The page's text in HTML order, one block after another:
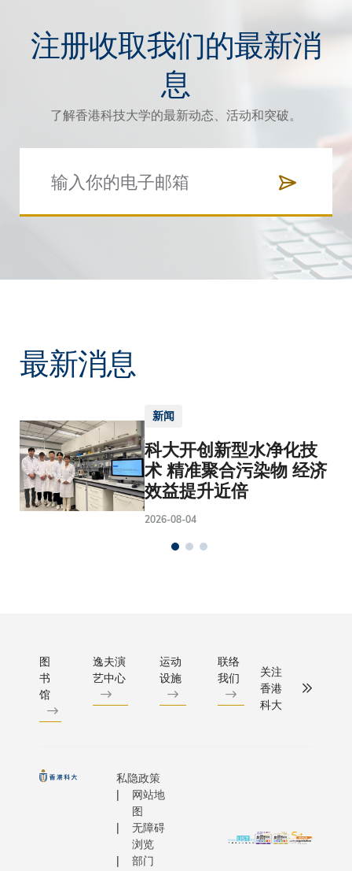
注册收取我们的最新消
息
了解香港科技大学的最新动态、活动和突破。
最新消息
新闻
科大开创新型水净化技
术 精准聚合污染物 经济
效益提升近倍
2026-08-04
图
书
馆
逸夫演
艺中心
运动
设施
联络
我们
关注
香港
科大
私隐政策
网站地
图
无障碍
浏览
部门